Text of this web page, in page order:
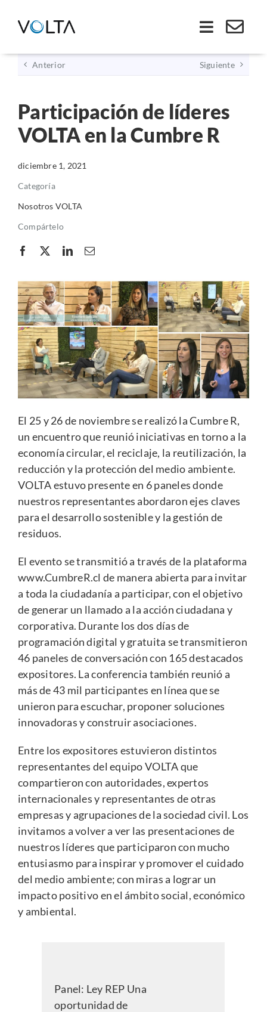
Toggle
Inicio
Somos VOLTA
Soluciones
Economía Circular
Productos
Anterior Siguiente
Participación de líderes
VOLTA en la Cumbre R
diciembre 1, 2021
Categoría
Nosotros VOLTA
Compártelo
El 25 y 26 de noviembre se realizó la Cumbre R,
un encuentro que reunió iniciativas en torno a la
economía circular, el reciclaje, la reutilización, la
reducción y la protección del medio ambiente.
VOLTA estuvo presente en 6 paneles donde
nuestros representantes abordaron ejes claves
para el desarrollo sostenible y la gestión de
residuos.
El evento se transmitió a través de la plataforma
www.CumbreR.cl de manera abierta para invitar
a toda la ciudadanía a participar, con el objetivo
de generar un llamado a la acción ciudadana y
corporativa. Durante los dos días de
programación digital y gratuita se transmitieron
46 paneles de conversación con 165 destacados
expositores. La conferencia también reunió a
más de 43 mil participantes en línea que se
unieron para escuchar, proponer soluciones
innovadoras y construir asociaciones.
Entre los expositores estuvieron distintos
representantes del equipo VOLTA que
compartieron con autoridades, expertos
internacionales y representantes de otras
empresas y agrupaciones de la sociedad civil. Los
invitamos a volver a ver las presentaciones de
nuestros líderes que participaron con mucho
entusiasmo para inspirar y promover el cuidado
del medio ambiente; con miras a lograr un
impacto positivo en el ámbito social, económico
y ambiental.
Panel: Ley REP Una
oportunidad de